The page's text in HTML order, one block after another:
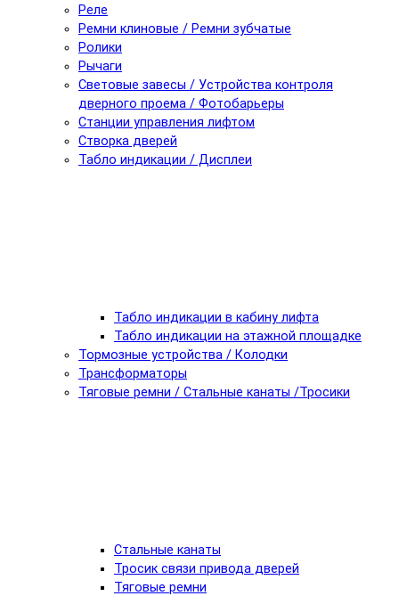
Реле
Ремни клиновые / Ремни зубчатые
Ролики
Рычаги
Световые завесы / Устройства контроля
дверного проема / Фотобарьеры
Станции управления лифтом
Створка дверей
Табло индикации / Дисплеи
Табло индикации в кабину лифта
Табло индикации на этажной площадке
Тормозные устройства / Колодки
Трансформаторы
Тяговые ремни / Стальные канаты /Тросики
Стальные канаты
Тросик связи привода дверей
Тяговые ремни